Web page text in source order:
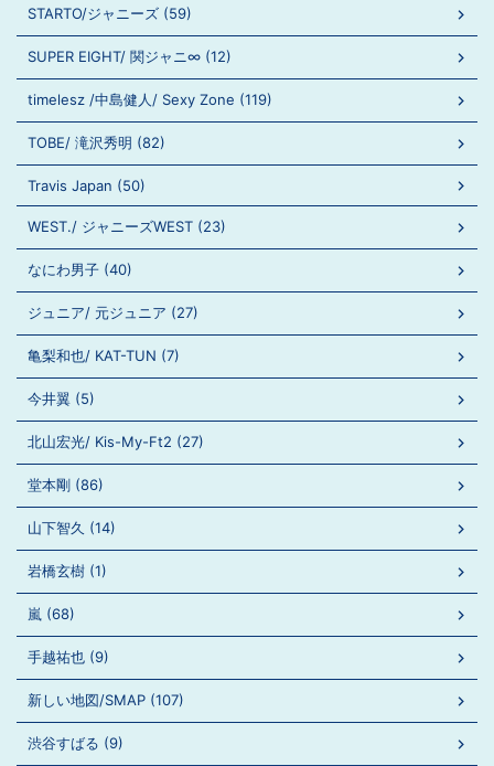
STARTO/ジャニーズ (59)
SUPER EIGHT/ 関ジャニ∞ (12)
timelesz /中島健人/ Sexy Zone (119)
TOBE/ 滝沢秀明 (82)
Travis Japan (50)
WEST./ ジャニーズWEST (23)
なにわ男子 (40)
ジュニア/ 元ジュニア (27)
亀梨和也/ KAT-TUN (7)
今井翼 (5)
北山宏光/ Kis-My-Ft2 (27)
堂本剛 (86)
山下智久 (14)
岩橋玄樹 (1)
嵐 (68)
手越祐也 (9)
新しい地図/SMAP (107)
渋谷すばる (9)